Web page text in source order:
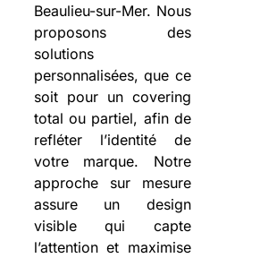
Beaulieu-sur-Mer. Nous
proposons des
solutions
personnalisées, que ce
soit pour un covering
total ou partiel, afin de
refléter l’identité de
votre marque. Notre
approche sur mesure
assure un design
visible qui capte
l’attention et maximise